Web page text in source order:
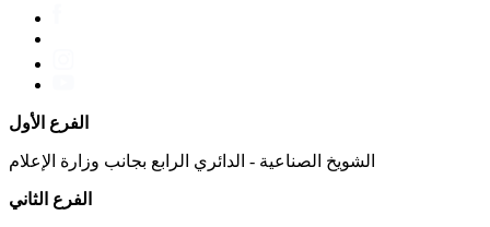
الفرع الأول
الشويخ الصناعية - الدائري الرابع بجانب وزارة الإعلام
الفرع الثاني